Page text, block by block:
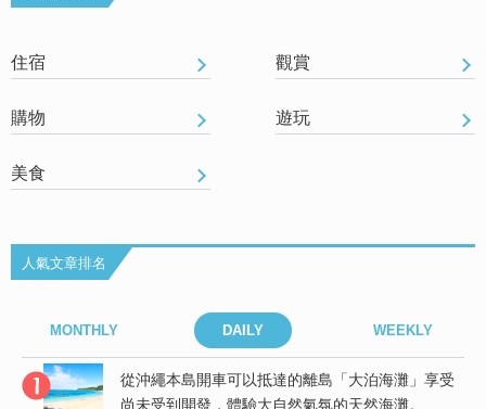
住宿 觀賞
購物 遊玩
美食
人氣文章排名
MONTHLY DAILY WEEKLY
從沖繩本島開車可以抵達的離島「大泊海灘」享受
尚未受到開發，體驗大自然氣氛的天然海灘。